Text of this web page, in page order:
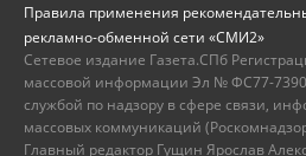
Правила применения
рекламно-обменной сети «СМИ2»
Сетевое издание Газета.СПб
массовой информации Эл № ФС77-
службой по надзору в сфере связи,
массовых коммуникаций
Главный редактор Гущин Ярослав